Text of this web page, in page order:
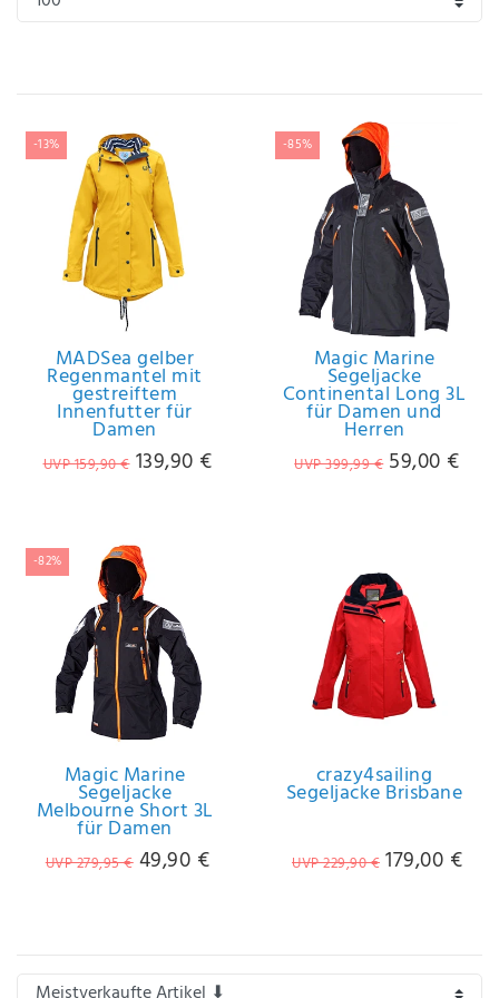
Hiermit
bestätige
ich, dass
Daten­
schutz­
erklärung
gelesen
e
sen
-13%
MADSea gelber
Regenmantel mit
gestreiftem
Innenfutter für
Damen
UVP 159,90 € 139,90 €
-85%
Magic Marine
Segeljacke
Continental Long 3L
für Damen und
Herren
UVP 399,99 € 59,00 €
-82%
Magic Marine
Segeljacke
Melbourne Short 3L
für Damen
UVP 279,95 € 49,90 €
crazy4sailing
Segeljacke Brisbane
UVP 229,90 € 179,00 €